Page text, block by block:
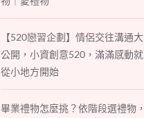
【520戀習企劃】情侶交往溝通大
公開，小資創意520，滿滿感動就
從小地方開始
畢業禮物怎麼挑？依階段選禮物，